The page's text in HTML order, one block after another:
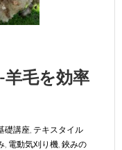
毛を効率
礎講座 テキスタイル
電動気刈り機 鋏みの